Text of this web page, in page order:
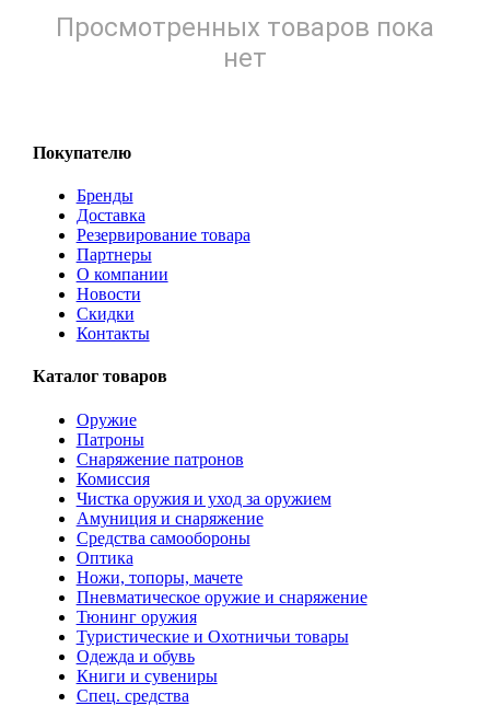
Просмотренных товаров пока
нет
Покупателю
Бренды
Доставка
Резервирование товара
Партнеры
О компании
Новости
Скидки
Контакты
Каталог товаров
Оружие
Патроны
Снаряжение патронов
Комиссия
Чистка оружия и уход за оружием
Амуниция и снаряжение
Средства самообороны
Оптика
Ножи, топоры, мачете
Пневматическое оружие и снаряжение
Тюнинг оружия
Туристические и Охотничьи товары
Одежда и обувь
Книги и сувениры
Спец. средства